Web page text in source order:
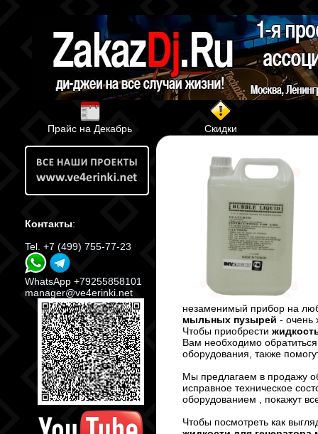
Прайс на Декабрь Скидки
Контакты:
Tel. +7 (499) 755-77-23
WhatsApp +79255858101
manager@ve4erinki.net
незаменимый прибор на
мыльных пузырей - очень
Чтобы приобрести
Вам необходимо
оборудования, также
Мы предлагаем в продажу
исправное техническое
оборудованием , покажут
Чтобы посмотреть как